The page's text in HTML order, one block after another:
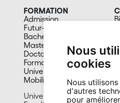
Nous
cookies
Nous
d'autres
pour
FORMATION
Admission
Futur-e étudiant-e
Bachelors
Masters
Doctorat
Formation continue
Université du 3e âge
Mobilité
Université de Neuchâtel